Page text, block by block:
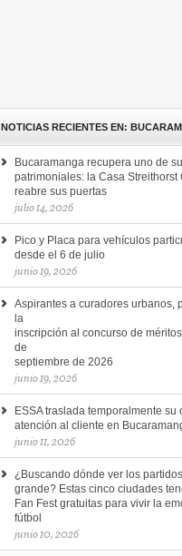
NOTICIAS RECIENTES EN:
Bucaramanga recupera uno de
patrimoniales: la Casa Streithorst
reabre sus puertas
julio 14, 2026
Pico y Placa para vehículos
desde el 6 de julio
junio 19, 2026
Aspirantes a curadores urbanos,
la
inscripción al concurso de
de
septiembre de 2026
junio 19, 2026
ESSA traslada temporalmente su
atención al cliente en
junio 11, 2026
¿Buscando dónde ver los
grande? Estas cinco ciudades
Fan Fest gratuitas para vivir la
fútbol
junio 10, 2026